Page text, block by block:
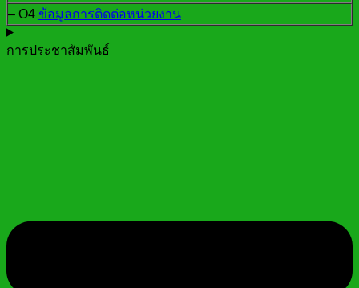
– O4 ข้อมูลการติดต่อหน่วยงาน
การประชาสัมพันธ์